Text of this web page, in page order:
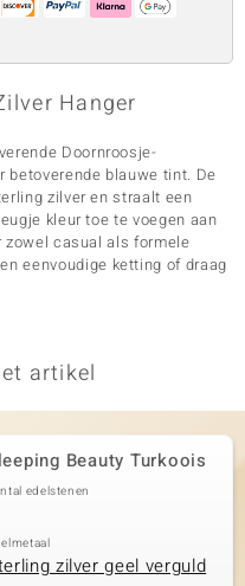
Hanger
Doornroosje-
betoverende blauwe tint. De
zilver en straalt een
kleur toe te voegen aan
casual als formele
eenvoudige ketting of draag
artikel
Beauty Turkoois
edelstenen
zilver geel verguld